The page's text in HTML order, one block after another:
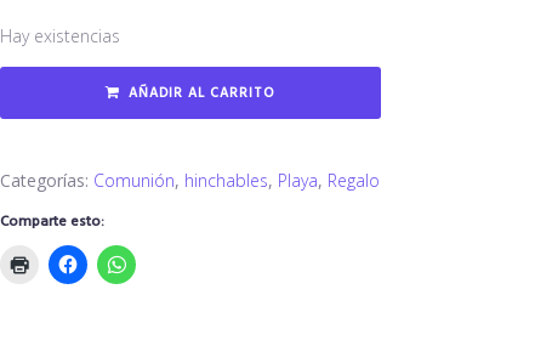
Hay existencias
AÑADIR AL CARRITO
Categorías: Comunión, hinchables, Playa, Regalo
Comparte esto: